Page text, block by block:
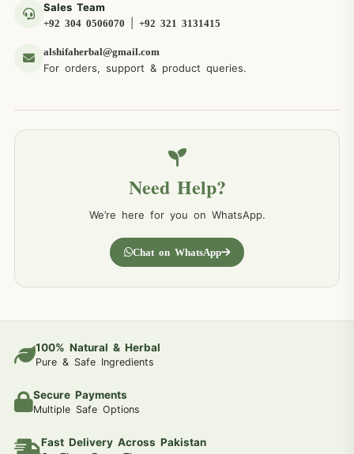
Sales Team
+92 304 0506070 +92 321 3131415
alshifaherbal@gmail.com
For orders, support & product queries.
Need Help?
We’re here for you on WhatsApp.
Chat on WhatsApp
100% Natural & Herbal
Pure & Safe Ingredients
Secure Payments
Multiple Safe Options
Fast Delivery Across Pakistan